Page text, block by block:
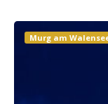
Murg am